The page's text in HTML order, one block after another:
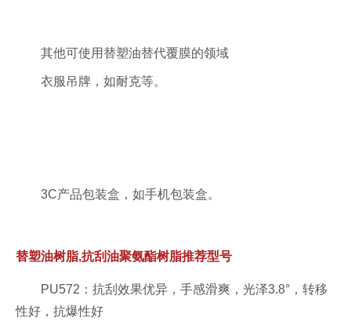
其他可使用替塑油替代覆膜的领域
衣服吊牌，如耐克等。
3C产品包装盒，如手机包装盒。
替塑油树脂,抗刮油聚氨酯树脂推荐型号
PU572：抗刮效果优异，手感滑爽，光泽3.8°，转移
性好，抗爆性好